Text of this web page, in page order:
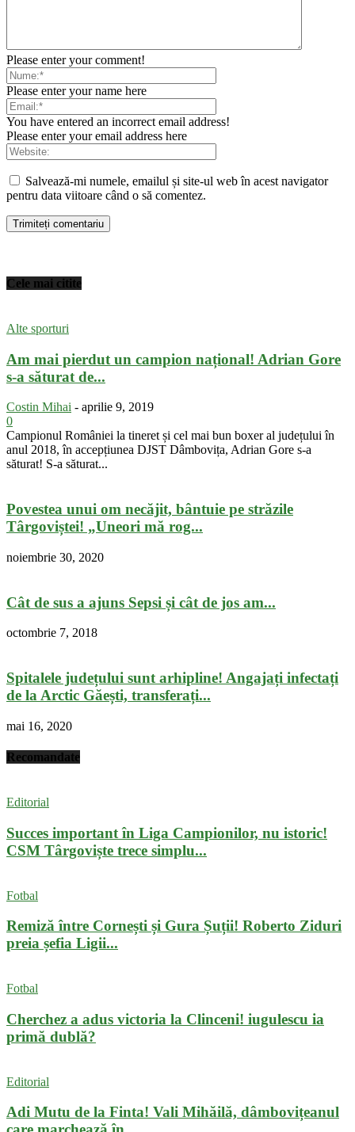
Please enter your comment!
Please enter your name here
You have entered an incorrect email address!
Please enter your email address here
Salvează-mi numele, emailul și site-ul web în acest navigator
pentru data viitoare când o să comentez.
Cele mai citite
Alte sporturi
Am mai pierdut un campion național! Adrian Gore
s-a săturat de...
Costin Mihai - aprilie 9, 2019
0
Campionul României la tineret și cel mai bun boxer al județului în
anul 2018, în accepțiunea DJST Dâmbovița, Adrian Gore s-a
săturat! S-a săturat...
Povestea unui om necăjit, bântuie pe străzile
Târgoviștei! „Uneori mă rog...
noiembrie 30, 2020
Cât de sus a ajuns Sepsi și cât de jos am...
octombrie 7, 2018
Spitalele județului sunt arhipline! Angajați infectați
de la Arctic Găești, transferați...
mai 16, 2020
Recomandate
Editorial
Succes important în Liga Campionilor, nu istoric!
CSM Târgoviște trece simplu...
Fotbal
Remiză între Cornești și Gura Șuții! Roberto Ziduri
preia șefia Ligii...
Fotbal
Cherchez a adus victoria la Clinceni! iugulescu ia
primă dublă?
Editorial
Adi Mutu de la Finta! Vali Mihăilă, dâmbovițeanul